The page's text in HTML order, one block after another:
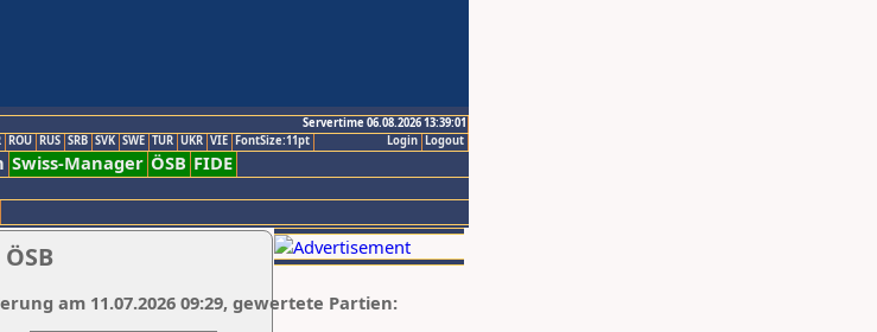
Servertime 06.08.2026 13:39:01
Logout
Login
ROU RUS SRB SVK SWE TUR UKR VIE FontSize:11pt
Swiss-Manager ÖSB FIDE
am 11.07.2026 09:29, gewertete Partien: